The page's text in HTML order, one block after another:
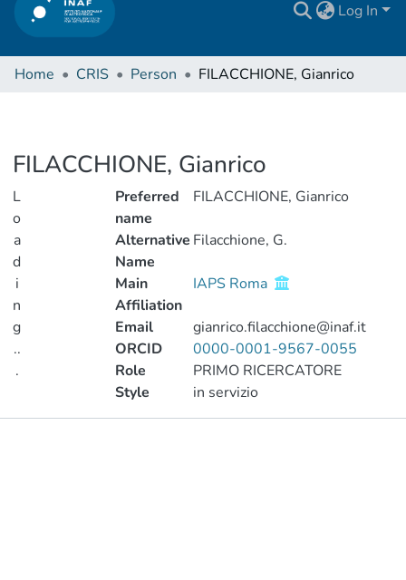
Log In
Home CRIS Person FILACCHIONE, Gianrico
FILACCHIONE, Gianrico
L
o
a
d
i
n
g
..
.
Preferred
name
FILACCHIONE, Gianrico
Alternative
Name
Filacchione, G.
Main
Affiliation
IAPS Roma
Email
gianrico.filacchione@inaf.it
ORCID
0000-0001-9567-0055
Role
PRIMO RICERCATORE
Style
in servizio